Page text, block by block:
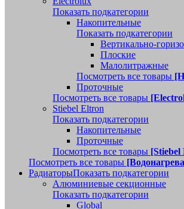
Показать подкатегории
Накопительные
Показать подкатегории
Вертикально-
Плоские
Малолитражные
Посмотреть все товары
Проточные
Посмотреть все товары
Stiebel Eltron
Показать подкатегории
Накопительные
Проточные
Посмотреть все товары
Посмотреть все товары
РадиаторыПоказать подкатегории
Алюминиевые секционные
Показать подкатегории
Global